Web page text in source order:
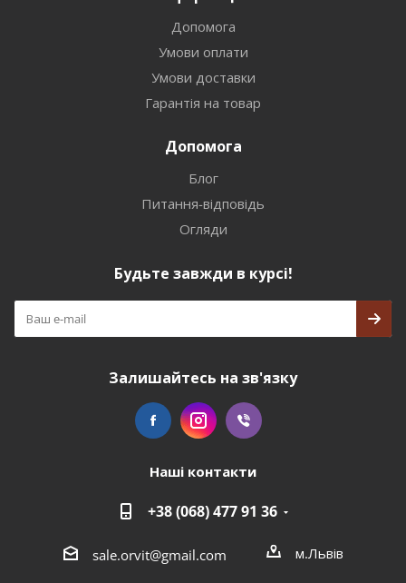
Допомога
Умови оплати
Умови доставки
Гарантія на товар
Допомога
Блог
Питання-відповідь
Огляди
Будьте завжди в курсі!
Залишайтесь на зв'язку
Наші контакти
+38 (068) 477 91 36
sale.orvit@gmail.com м.Львів